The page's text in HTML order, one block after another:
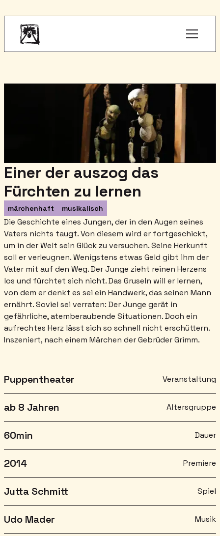
Einer der auszog das
Fürchten zu lernen
märchenhaft musikalisch
Die Geschichte eines Jungen, der in den Augen seines
Vaters nichts taugt. Von diesem wird er fortgeschickt,
um in der Welt sein Glück zu versuchen. Seine Herkunft
soll er verleugnen. Wenigstens etwas Geld gibt ihm der
Vater mit auf den Weg. Der Junge zieht reinen Herzens
los und fürchtet sich nicht. Das Gruseln will er lernen,
von dem er denkt es sei ein Handwerk, das seinen Mann
ernährt. Soviel sei verraten: Der Junge gerät in
gefährliche, atemberaubende Situationen. Doch ein
aufrechtes Herz lässt sich so schnell nicht erschüttern.
Inszeniert, nach einem Märchen der Gebrüder Grimm.
Puppentheater Veranstaltung
ab 8 Jahren Altersgruppe
60min Dauer
2014 Premiere
Jutta Schmitt Spiel
Udo Mader Musik